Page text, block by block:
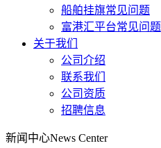
船舶挂旗常见问题
富港汇平台常见问题
关于我们
公司介绍
联系我们
公司资质
招聘信息
新闻中心News Center